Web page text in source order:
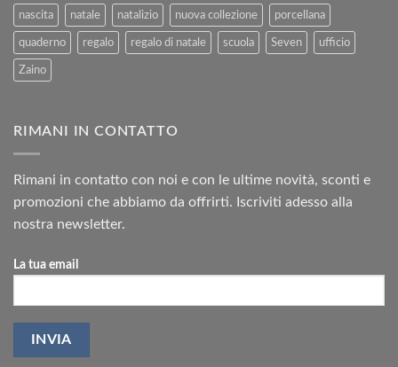
nascita natale natalizio nuova collezione porcellana
quaderno regalo regalo di natale scuola Seven ufficio
Zaino
RIMANI IN CONTATTO
Rimani in contatto con noi e con le ultime novità, sconti e
promozioni che abbiamo da offrirti. Iscriviti adesso alla
nostra newsletter.
La tua email